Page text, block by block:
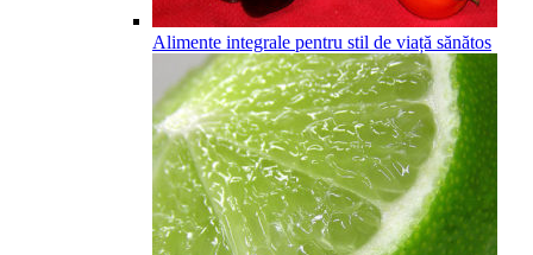
Alimente integrale pentru stil de viață sănătos